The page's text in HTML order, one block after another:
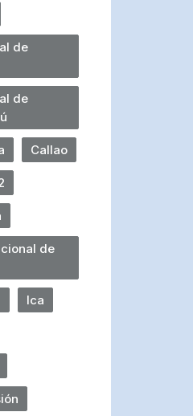
de
de
Callao
de
Ica